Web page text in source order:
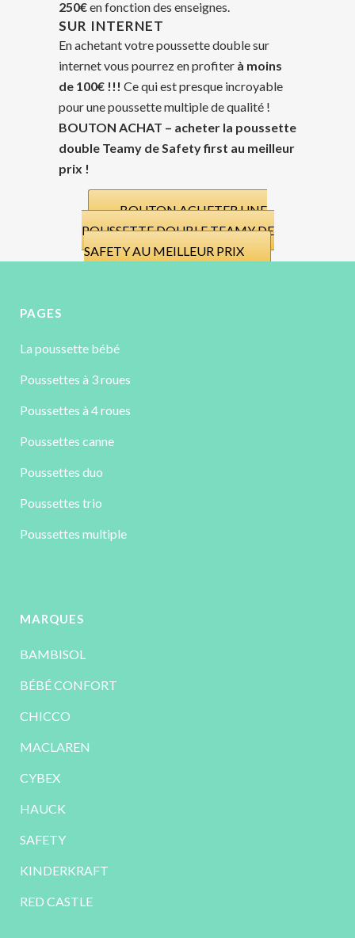
250€en fonction des enseignes.
SUR INTERNET
En achetant votre poussette double sur
internet vous pourrez en profiter à moins
de 100€ !!! Ce qui est presque incroyable
pour une poussette multiple de qualité !
BOUTON ACHAT – acheter la poussette
double Teamy de Safety first au meilleur
prix !
BOUTON ACHETER UNE
POUSSETTE DOUBLE TEAMY DE
SAFETY AU MEILLEUR PRIX
PAGES
La poussette bébé
Poussettes à 3 roues
Poussettes à 4 roues
Poussettes canne
Poussettes duo
Poussettes trio
Poussettes multiple
MARQUES
BAMBISOL
BÉBÉ CONFORT
CHICCO
MACLAREN
CYBEX
HAUCK
SAFETY
KINDERKRAFT
RED CASTLE